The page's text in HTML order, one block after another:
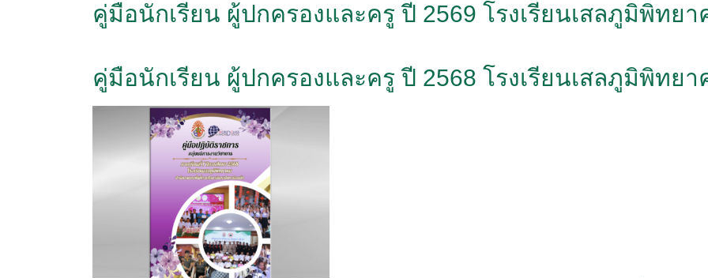
คู่มือนักเรียน ผู้ปกครองและครู ปี 2569 โรงเรียนเสลภูมิพิทยา
คู่มือนักเรียน ผู้ปกครองและครู ปี 2568 โรงเรียนเสลภูมิพิทยา